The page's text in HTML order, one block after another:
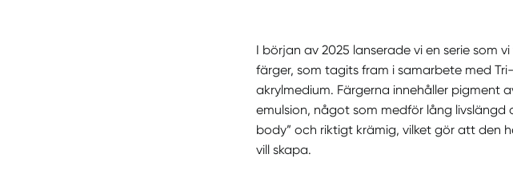
I början av 2025 lanserade vi en serie som
färger, som tagits fram i samarbete med
akrylmedium. Färgerna innehåller pigment
emulsion, något som medför lång livslängd
body” och riktigt krämig, vilket gör att den
vill skapa.